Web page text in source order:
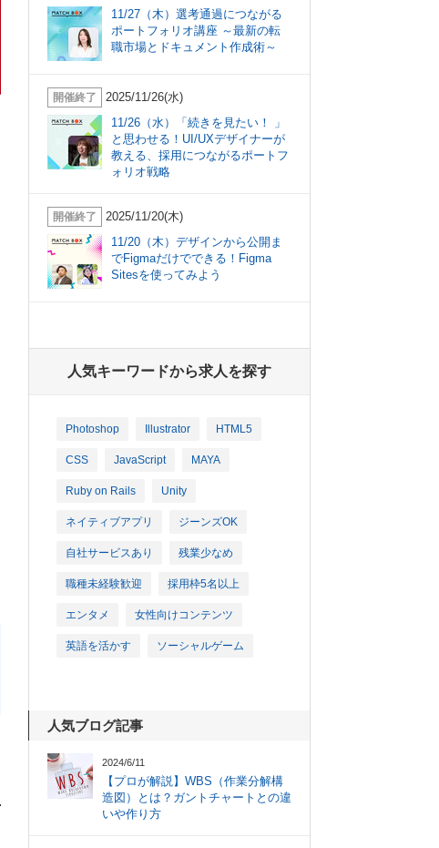
11/27（木）選考通過につながる
ポートフォリオ講座 ～最新の転
職市場とドキュメント作成術～
開催終了
2025/11/26(水)
11/26（水）「続きを見たい！ 」
と思わせる！UI/UXデザイナーが
教える、採用につながるポートフ
ォリオ戦略
開催終了
2025/11/20(木)
11/20（木）デザインから公開ま
でFigmaだけでできる！Figma
Sitesを使ってみよう
人気キーワードから求人を探す
Photoshop Illustrator HTML5
CSS JavaScript MAYA
Ruby on Rails Unity
ネイティブアプリ ジーンズOK
自社サービスあり 残業少なめ
職種未経験歓迎 採用枠5名以上
エンタメ 女性向けコンテンツ
英語を活かす ソーシャルゲーム
人気ブログ記事
2024/6/11
【プロが解説】WBS（作業分解構
造図）とは？ガントチャートとの違
いや作り方